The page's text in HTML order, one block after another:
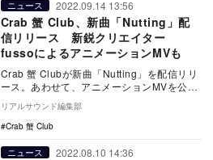
ニュース 2022.09.14 13:56
Crab 蟹 Club、新曲「Nutting」配
信リリース 新鋭クリエイター
fussoによるアニメーションMVも
Crab 蟹 Clubが新曲「Nutting」を配信リリ
ース。あわせて、アニメーションMVを公開
した。 Nutting - C…
リアルサウンド編集部
Crab 蟹 Club
ニュース 2022.08.10 14:36